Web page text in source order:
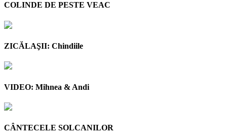
COLINDE DE PESTE VEAC
ZICĂLAŞII: Chindiile
VIDEO: Mihnea & Andi
CÂNTECELE SOLCANILOR